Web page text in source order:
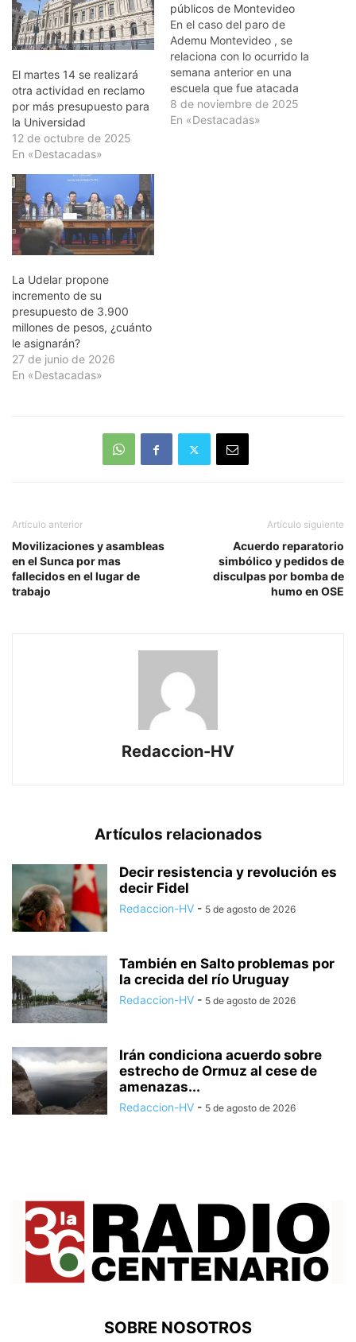
El martes 14 se realizará
otra actividad en reclamo
por más presupuesto para
la Universidad
12 de octubre de 2025
En «Destacadas»
públicos de Montevideo
En el caso del paro de
Ademu Montevideo , se
relaciona con lo ocurrido la
semana anterior en una
escuela que fue atacada
por un grupo de personas
que agredieron a
8 de noviembre de 2025
En «Destacadas»
La Udelar propone
incremento de su
presupuesto de 3.900
millones de pesos, ¿cuánto
le asignarán?
27 de junio de 2026
En «Destacadas»
Artículo anterior
Movilizaciones y asambleas
en el Sunca por mas
fallecidos en el lugar de
trabajo
Artículo siguiente
Acuerdo reparatorio
simbólico y pedidos de
disculpas por bomba de
humo en OSE
Redaccion-HV
Artículos relacionados
Decir resistencia y revolución es
decir Fidel
Redaccion-HV - 5 de agosto de 2026
También en Salto problemas por
la crecida del río Uruguay
Redaccion-HV - 5 de agosto de 2026
Irán condiciona acuerdo sobre
estrecho de Ormuz al cese de
amenazas...
Redaccion-HV - 5 de agosto de 2026
SOBRE NOSOTROS